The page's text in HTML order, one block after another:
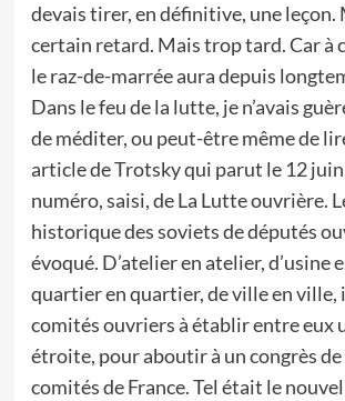
devais tirer, en définitive, une leçon.
certain retard. Mais trop tard. Car à
le raz-de-marrée aura depuis
Dans le feu de la lutte, je n’avais
de méditer, ou peut-être même de
article de Trotsky qui parut le 12
numéro, saisi, de La Lutte ouvrière.
historique des soviets de députés
évoqué. D’atelier en atelier, d’usine
quartier en quartier, de ville en ville,
comités ouvriers à établir entre eux
étroite, pour aboutir à un congrès de
comités de France. Tel était le